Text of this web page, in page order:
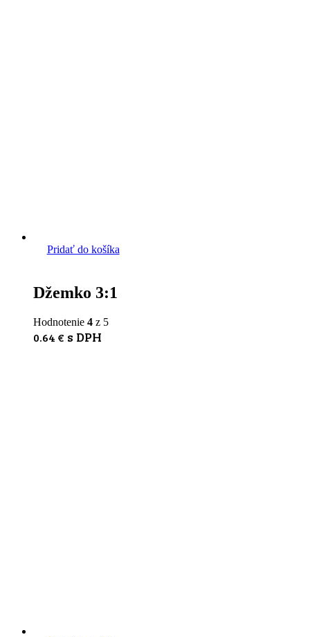
Pridať do košíka
Džemko 3:1
Hodnotenie 4 z 5
0.64 € s DPH